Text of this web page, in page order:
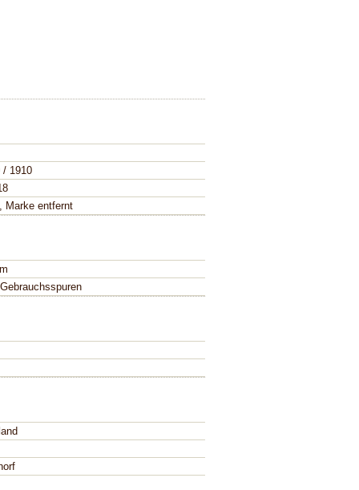
/ 1910
Marke entfernt